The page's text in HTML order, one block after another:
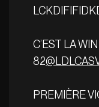
C’EST LA WIN
82
PREMIÈRE